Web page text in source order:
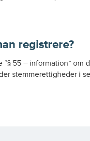
registrere?
“§ 55 – information” om
stemmerettigheder i